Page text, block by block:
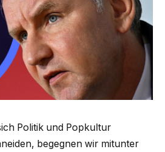
Politik und Popkultur
begegnen wir mitunter